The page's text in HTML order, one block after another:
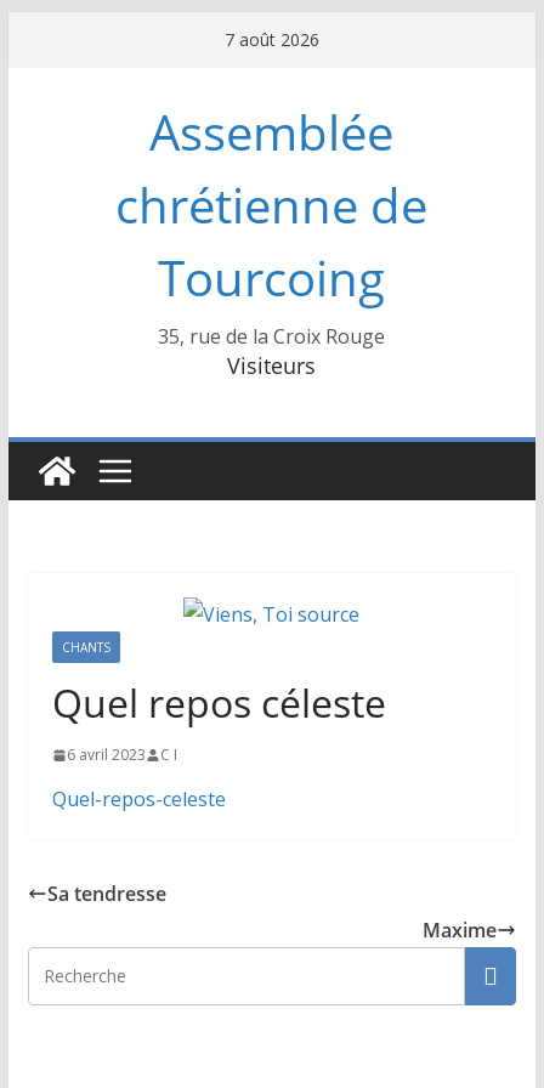
7 août 2026
Assemblée
chrétienne de
Tourcoing
35, rue de la Croix Rouge
Visiteurs
CHANTS
Quel repos céleste
6 avril 2023 C I
Quel-repos-celeste
Sa tendresse
Maxime